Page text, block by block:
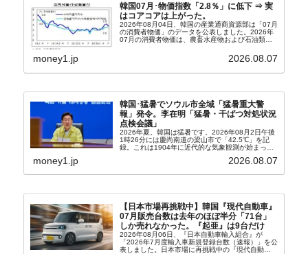
韓国07月･物価指数「2.8％」に低下 ⇒ 実
はコアコアは上がった。
2026年08月04日、韓国の産業通商資源部は「07月
の消費者物価」のデータを公表しました。2026年
07月の消費者物価は、農畜水産物および石油類の
2.8％上昇（06月は3.2％）となり、上昇率は前...
money1.jp 2026.08.07
韓国･猛暑でソウル市全域「猛暑重大警
報」発令。李在明「猛暑・干ばつ対処状況
点検会議」
2026年夏。韓国は猛暑です。2026年08月2日午後
1時26分には慶尚南道の梁山市で「42.5℃」を記
録。これは1904年に近代的な気象観測が始まって
ウル市全域への「猛暑重大警報」が発令され...
money1.jp 2026.08.07
【日本市場再挑戦中】韓国『現代自動車』
07月販売台数は去年のほぼ半分「71台」
しか売れなかった。『起亜』は9台だけ
2026年08月06日、『日本自動車輸入組合』が
「2026年7月度輸入車新規登録台数（速報）」を公
表しました。日本市場に再挑戦中の『現代自動